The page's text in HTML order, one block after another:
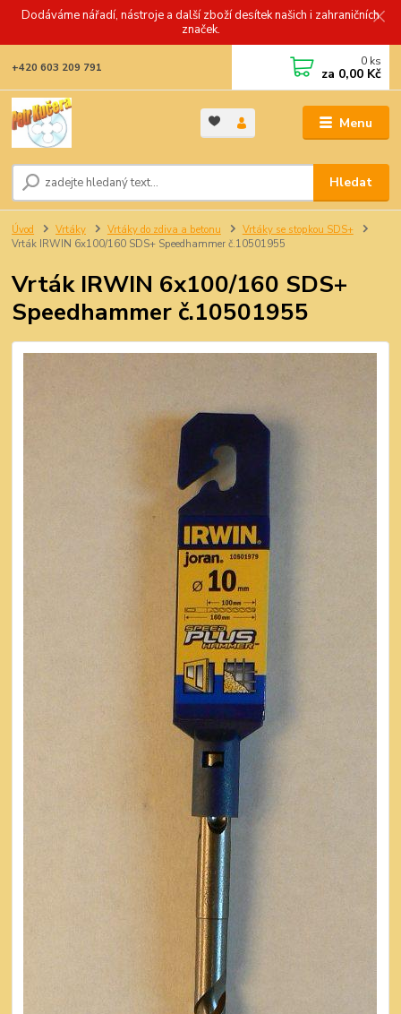
Dodáváme nářadí, nástroje a další zboží desítek našich i zahraničních
značek.
Menu
Hledat
+420 603 209 791 0 ks
za 0,00 Kč
Úvod Vrtáky Vrtáky do zdiva a betonu
Vrtáky se stopkou SDS+
Vrták IRWIN 6x100/160 SDS+ Speedhammer č.10501955
Vrták IRWIN 6x100/160 SDS+
Speedhammer č.10501955